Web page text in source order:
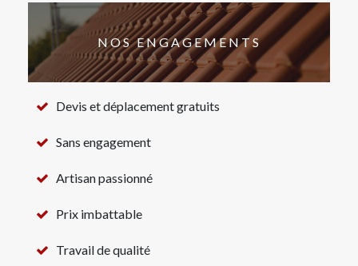
NOS ENGAGEMENTS
Devis et déplacement gratuits
Sans engagement
Artisan passionné
Prix imbattable
Travail de qualité